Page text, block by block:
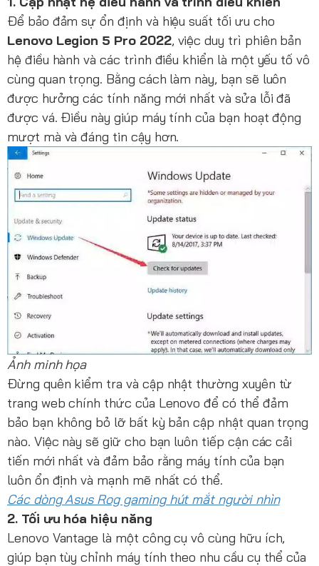
Để bảo đảm sự ổn định và hiệu suất tối ưu cho
Lenovo Legion 5 Pro 2022, việc duy trì phiên bản
hệ điều hành và các trình điều khiển là một yếu tố vô
cùng quan trọng. Bằng cách làm này, bạn sẽ luôn
được hưởng các tính năng mới nhất và sửa lỗi đã
được vá. Điều này giúp máy tính của bạn hoạt động
mượt mà và đáng tin cậy hơn.
Ảnh minh họa
Đừng quên kiểm tra và cập nhật thường xuyên từ
trang web chính thức của Lenovo để có thể đảm
bảo bạn không bỏ lỡ bất kỳ bản cập nhật quan trọng
nào. Việc này sẽ giữ cho bạn luôn tiếp cận các cải
tiến mới nhất và đảm bảo rằng máy tính của bạn
luôn ổn định và mạnh mẽ nhất có thể.
Các dòng Asus Rog gaming hút mắt người nhìn
2. Tối ưu hóa hiệu năng
Lenovo Vantage là một công cụ vô cùng hữu ích,
giúp bạn tùy chỉnh máy tính theo nhu cầu cụ thể của